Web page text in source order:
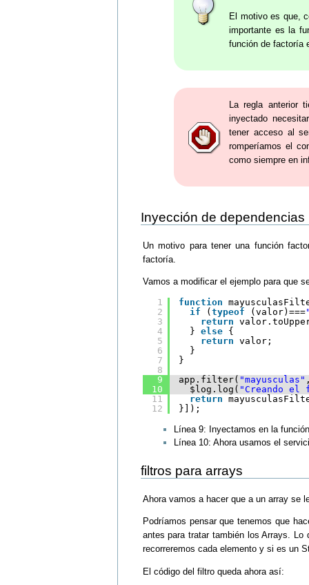
El motivo es que,
importante es la
función de factoría
La regla anterior
inyectado
tener acceso al
romperíamos el
como siempre en
Inyección de dependencias
Un motivo para tener una función
factoría.
Vamos a modificar el ejemplo para que
1
2
3
4
5
6
7
8
9
10
11
12
function
if
( typeof (valor)===
return
} else
{
return valor;
}
}
app.filter( "mayusculas"
$log.log( "Creando
return
}]);
Línea 9: Inyectamos en la
Línea 10: Ahora usamos el
filtros para arrays
Ahora vamos a hacer que a un array se
Podríamos pensar que tenemos que
antes para tratar también los Arrays.
recorreremos cada elemento y si es un
El código del filtro queda ahora así: